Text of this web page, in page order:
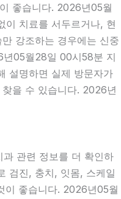
좋습니다. 2026년05월
치료를 서두르거나, 현
강조하는 경우에는 신중
05월28일 00시58분 지
설명하면 실제 방문자가
을 수 있습니다. 2026년
관련 정보를 더 확인하
검진, 충치, 잇몸, 스케일
이 좋습니다. 2026년05월